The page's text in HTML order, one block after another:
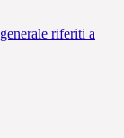
riferiti a